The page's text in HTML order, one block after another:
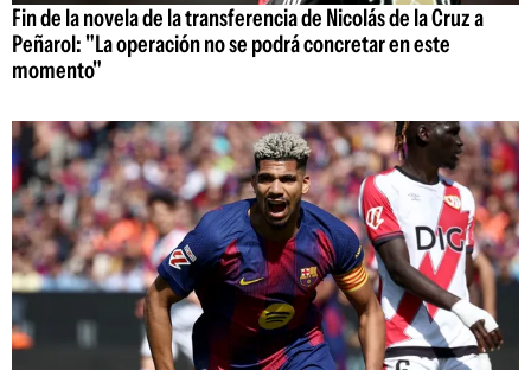
Fin de la novela de la transferencia de Nicolás de la Cruz a
Peñarol: "La operación no se podrá concretar en este
momento"